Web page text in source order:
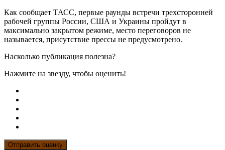
Как сообщает ТАСС, первые раунды встречи трехсторонней
рабочей группы России, США и Украины пройдут в
максимально закрытом режиме, место переговоров не
называется, присутствие прессы не предусмотрено.
Насколько публикация полезна?
Нажмите на звезду, чтобы оценить!
Отправить оценку